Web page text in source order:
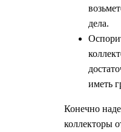
дела.
иметь
Конечно
коллекторы